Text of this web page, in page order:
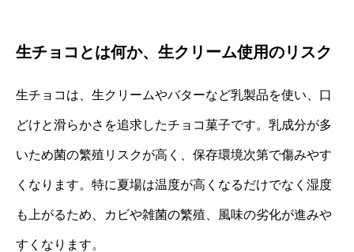
生チョコとは何か、生クリーム使用のリスク
生チョコは、生クリームやバターなど乳製品を使い、口
どけと滑らかさを追求したチョコ菓子です。乳成分が多
いため菌の繁殖リスクが高く、保存環境次第で傷みやす
くなります。特に夏場は温度が高くなるだけでなく湿度
も上がるため、カビや雑菌の繁殖、風味の劣化が進みや
すくなります。